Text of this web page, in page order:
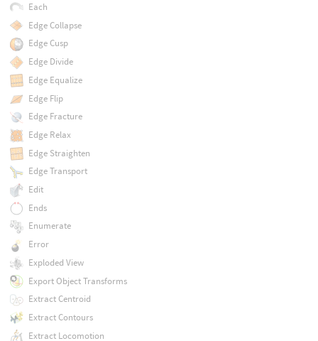
Each
Edge Collapse
Edge Cusp
Edge Divide
Edge Equalize
Edge Flip
Edge Fracture
Edge Relax
Edge Straighten
Edge Transport
Edit
Ends
Enumerate
Error
Exploded View
Export Object Transforms
Extract Centroid
Extract Contours
Extract Locomotion